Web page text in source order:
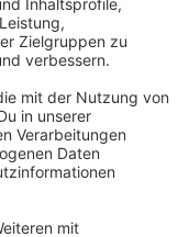
sagen?